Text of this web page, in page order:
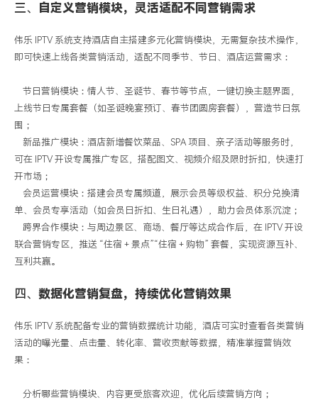
三、 自定义营销模块，灵活适配不同营销需求
伟乐 IPTV 系统支持酒店自主搭建多元化营销模块，无需复杂技术操作，
即可快速上线各类营销活动，适配不同季节、节日、酒店运营需求：
节日营销模块：情人节、圣诞节、春节等节点，一键切换主题界面，
上线节日专属套餐（如圣诞晚宴预订、春节团圆房套餐），营造节日氛
围；
新品推广模块：酒店新增餐饮菜品、 SPA 项目、亲子活动等服务时，
可在 IPTV 开设专属推广专区，搭配图文、视频介绍及限时折扣，快速打
开市场；
会员运营模块：搭建会员专属频道，展示会员等级权益、积分兑换清
单、会员专享活动（如会员日折扣、生日礼遇），助力会员体系沉淀；
跨界合作模块：与周边景区、商场、餐厅等达成合作后，在 IPTV 开设
联合营销专区，推送 “住宿 + 景点”“住宿 + 购物” 套餐，实现资源互补、
互利共赢。
四、 数据化营销复盘，持续优化营销效果
伟乐 IPTV 系统配备专业的营销数据统计功能，酒店可实时查看各类营销
活动的曝光量、点击量、转化率、营收贡献等数据，精准掌握营销效
果：
分析哪些营销模块、内容更受旅客欢迎，优化后续营销方向；